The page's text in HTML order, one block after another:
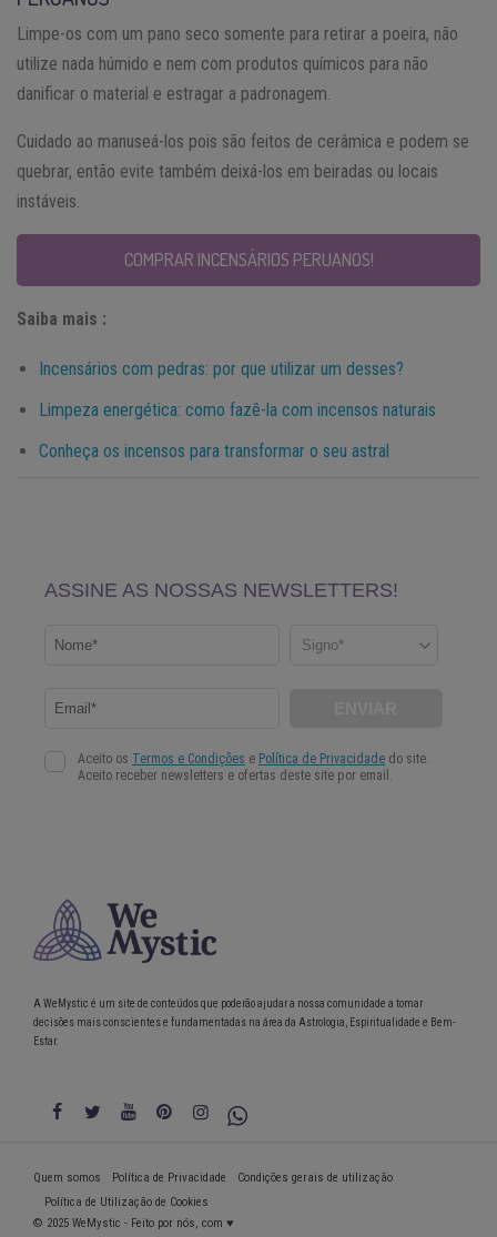
Limpe-os com um pano seco somente para retirar a poeira, não
utilize nada húmido e nem com produtos químicos para não
danificar o material e estragar a padronagem.
Cuidado ao manuseá-los pois são feitos de cerâmica e podem se
quebrar, então evite também deixá-los em beiradas ou locais
instáveis.
COMPRAR INCENSÁRIOS PERUANOS!
Saiba mais :
Incensários com pedras: por que utilizar um desses?
Limpeza energética: como fazê-la com incensos naturais
Conheça os incensos para transformar o seu astral
A WeMystic é um site de conteúdos que poderão ajudar a nossa comunidade a tomar
decisões mais conscientes e fundamentadas na área da Astrologia, Espiritualidade e Bem-
Estar.
Quem somos Política de Privacidade
Condições gerais de utilização
Política de Utilização de Cookies
© 2025 WeMystic - Feito por nós, com ♥